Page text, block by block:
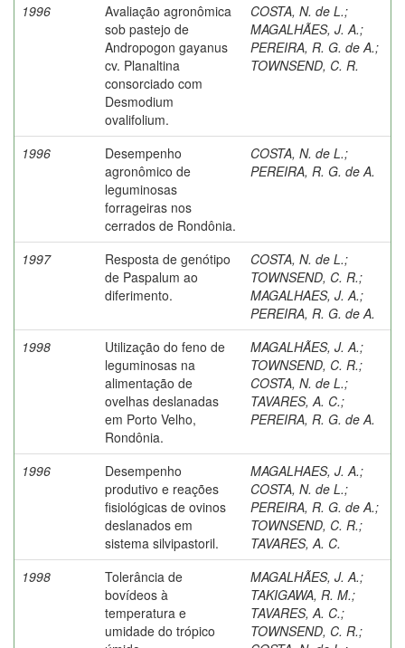
1996
Avaliação agronômica
sob pastejo de
Andropogon gayanus
cv. Planaltina
consorciado com
Desmodium
ovalifolium.
COSTA, N. de L.;
MAGALHÃES, J. A.;
PEREIRA, R. G. de A.;
TOWNSEND, C. R.
1996
Desempenho
agronômico de
leguminosas
forrageiras nos
cerrados de Rondônia.
COSTA, N. de L.;
PEREIRA, R. G. de A.
1997
Resposta de genótipo
de Paspalum ao
diferimento.
COSTA, N. de L.;
TOWNSEND, C. R.;
MAGALHAES, J. A.;
PEREIRA, R. G. de A.
1998
Utilização do feno de
leguminosas na
alimentação de
ovelhas deslanadas
em Porto Velho,
Rondônia.
MAGALHÃES, J. A.;
TOWNSEND, C. R.;
COSTA, N. de L.;
TAVARES, A. C.;
PEREIRA, R. G. de A.
1996
Desempenho
produtivo e reações
fisiológicas de ovinos
deslanados em
sistema silvipastoril.
MAGALHAES, J. A.;
COSTA, N. de L.;
PEREIRA, R. G. de A.;
TOWNSEND, C. R.;
TAVARES, A. C.
1998
Tolerância de
bovídeos à
temperatura e
umidade do trópico
MAGALHÃES, J. A.;
TAKIGAWA, R. M.;
TAVARES, A. C.;
TOWNSEND, C. R.;